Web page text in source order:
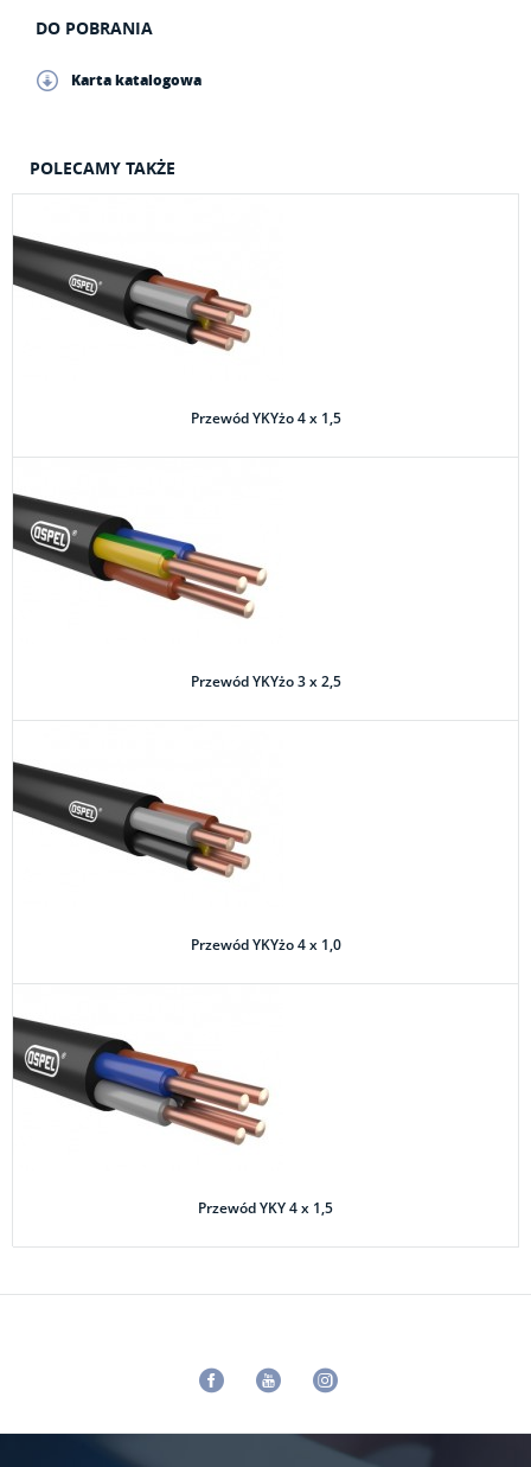
DO POBRANIA
Karta katalogowa
POLECAMY TAKŻE
Przewód YKYżo 4 x 1,5
Przewód YKYżo 3 x 2,5
Przewód YKYżo 4 x 1,0
Przewód YKY 4 x 1,5
Instagram